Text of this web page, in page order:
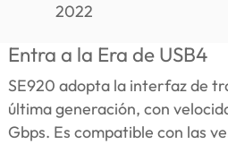
2022
Entra a la Era de USB4
SE920 adopta la interfaz de
última generación, con
Gbps. Es compatible con las